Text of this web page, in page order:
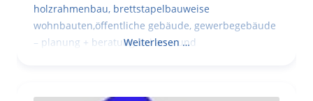
holzrahmenbau, brettstapelbauweise
wohnbauten,öffentliche gebäude, gewerbegebäude
– planung + beratung bei an – und
Weiterlesen …